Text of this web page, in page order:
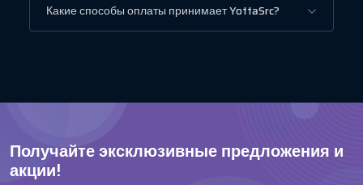
Какие способы оплаты принимает YottaSrc?
Получайте эксклюзивные предложения и
акции!